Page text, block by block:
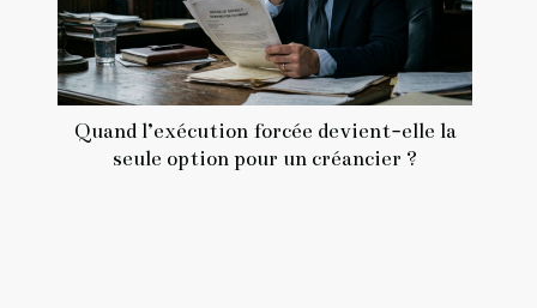
Quand l’exécution forcée devient-elle la
seule option pour un créancier ?